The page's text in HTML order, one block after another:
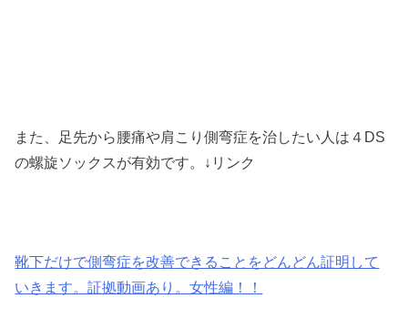
また、足先から腰痛や肩こり側弯症を治したい人は４DS
の螺旋ソックスが有効です。↓リンク
靴下だけで側弯症を改善できることをどんどん証明して
いきます。証拠動画あり。女性編！！